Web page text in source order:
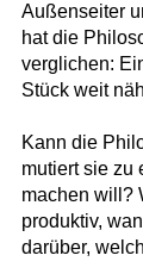
Außenseiter
hat die
verglichen:
Stück weit
Kann die
mutiert sie zu
machen will?
produktiv,
darüber,